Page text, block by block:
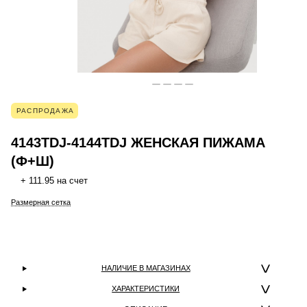
РАСПРОДАЖА
4143TDJ-4144TDJ ЖЕНСКАЯ ПИЖАМА
(Ф+Ш)
+ 111.95 на счет
Размерная сетка
НАЛИЧИЕ В МАГАЗИНАХ
ХАРАКТЕРИСТИКИ